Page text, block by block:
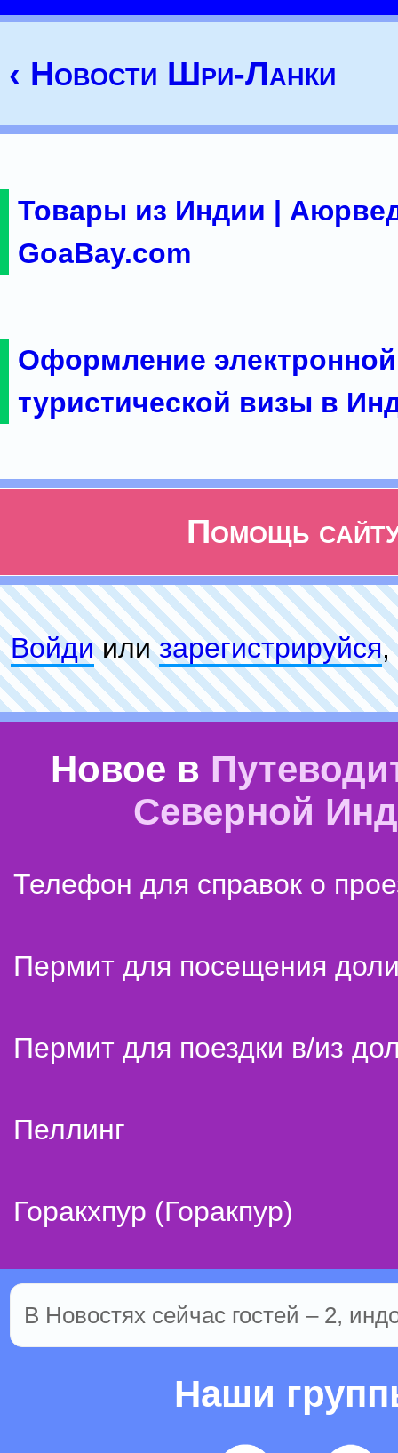
‹ Новости Шри-Ланки
Товары из Индии |
GoaBay.com
Оформление электронной
туристической визы в
Помощь
Войдиилизарeгиcтpируйся,
Новое в
Северной
Телефон для справок о
Пермит для посещения
Пермит для поездки в/из
Пеллинг
Горакхпур (Горакпур)
В Новостях сейчас гостей – 2,
Наши